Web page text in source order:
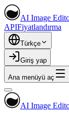
AI Image
APIFiyatlandırma
Türkçe
Giriş yap
Ana menüyü aç
AI Image